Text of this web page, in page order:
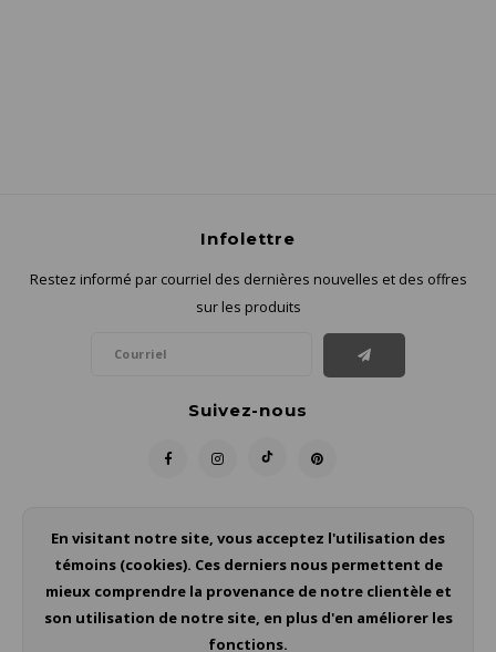
Infolettre
Restez informé par courriel des dernières nouvelles et des offres
sur les produits
Suivez-nous
Service à la clientèle
Mon compte
En visitant notre site, vous acceptez l'utilisation des
témoins (cookies). Ces derniers nous permettent de
mieux comprendre la provenance de notre clientèle et
son utilisation de notre site, en plus d'en améliorer les
fonctions.